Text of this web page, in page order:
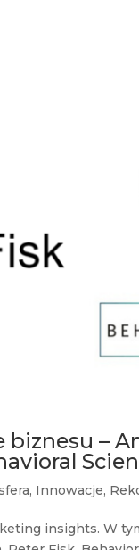
biznesu –
, Innowacje,
insights. W